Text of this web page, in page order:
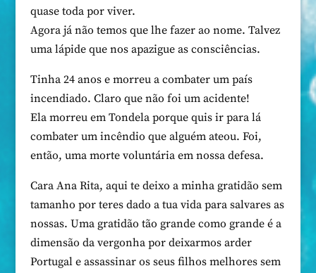
quase toda por viver.
Agora já não temos que lhe fazer ao nome. Talvez
uma lápide que nos apazigue as consciências.
Tinha 24 anos e morreu a combater um país
incendiado. Claro que não foi um acidente!
Ela morreu em Tondela porque quis ir para lá
combater um incêndio que alguém ateou. Foi,
então, uma morte voluntária em nossa defesa.
Cara Ana Rita, aqui te deixo a minha gratidão sem
tamanho por teres dado a tua vida para salvares as
nossas. Uma gratidão tão grande como grande é a
dimensão da vergonha por deixarmos arder
Portugal e assassinar os seus filhos melhores sem